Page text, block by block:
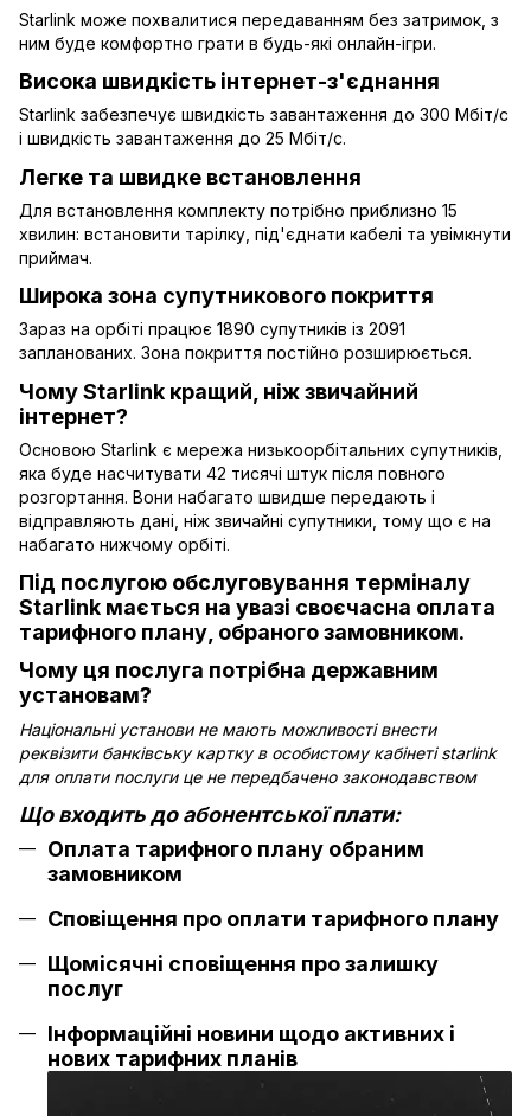
Starlink може похвалитися передаванням без затримок, з
ним буде комфортно грати в будь-які онлайн-ігри.
Висока швидкість інтернет-з'єднання
Starlink забезпечує швидкість завантаження до 300 Мбіт/с
і швидкість завантаження до 25 Мбіт/с.
Легке та швидке встановлення
Для встановлення комплекту потрібно приблизно 15
хвилин: встановити тарілку, під'єднати кабелі та увімкнути
приймач.
Широка зона супутникового покриття
Зараз на орбіті працює 1890 супутників із 2091
запланованих. Зона покриття постійно розширюється.
Чому Starlink кращий, ніж звичайний
інтернет?
Основою Starlink є мережа низькоорбітальних супутників,
яка буде насчитувати 42 тисячі штук після повного
розгортання. Вони набагато швидше передають і
відправляють дані, ніж звичайні супутники, тому що є на
набагато нижчому орбіті.
Під послугою обслуговування терміналу
Starlink мається на увазі своєчасна оплата
тарифного плану, обраного замовником.
Чому ця послуга потрібна державним
установам?
Національні установи не мають можливості внести
реквізити банківську картку в особистому кабінеті starlink
для оплати послуги це не передбачено законодавством
Що входить до абонентської плати:
Оплата тарифного плану обраним
замовником
Сповіщення про оплати тарифного плану
Щомісячні сповіщення про залишку
послуг
Інформаційні новини щодо активних і
нових тарифних планів